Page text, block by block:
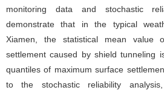
monitoring data and stochastic
demonstrate that in the typical
Xiamen, the statistical mean value
settlement caused by shield tunneling
quantiles of maximum surface
to the stochastic reliability